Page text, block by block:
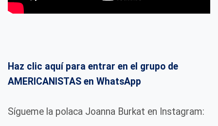
Haz clic aquí para entrar en el grupo de
AMERICANISTAS en WhatsApp
Sígueme la polaca Joanna Burkat en Instagram: